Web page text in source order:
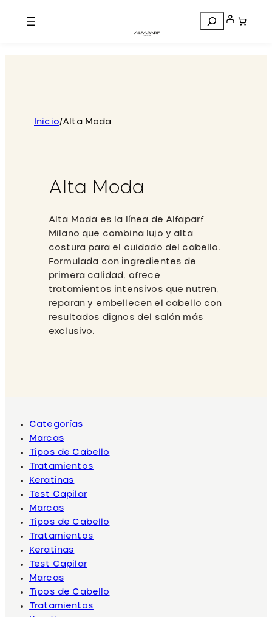
Search
Inicio/Alta Moda
Alta Moda
Alta Moda es la línea de Alfaparf
Milano que combina lujo y alta
costura para el cuidado del cabello.
Formulada con ingredientes de
primera calidad, ofrece
tratamientos intensivos que nutren,
reparan y embellecen el cabello con
resultados dignos del salón más
exclusivo.
Categorías
Marcas
Tipos de Cabello
Tratamientos
Keratinas
Test Capilar
Marcas
Tipos de Cabello
Tratamientos
Keratinas
Test Capilar
Marcas
Tipos de Cabello
Tratamientos